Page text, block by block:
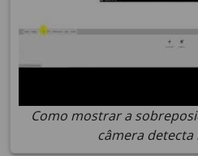
Como mostrar a
câmera